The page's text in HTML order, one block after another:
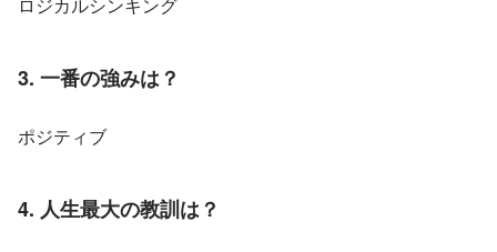
3. 一番の強みは？
ポジティブ
4. 人生最大の教訓は？